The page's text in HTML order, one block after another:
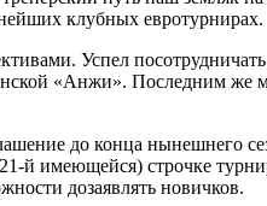
клубных евротурнирах.
Успел
«Анжи». Последним же
до конца нынешнего
й имеющейся) строчке
дозаявлять новичков.